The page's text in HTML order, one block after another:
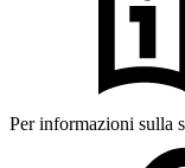
Per informazioni sulla